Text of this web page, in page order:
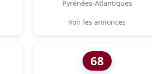
Pyrénées-Atlantiques
Voir les annonces
68